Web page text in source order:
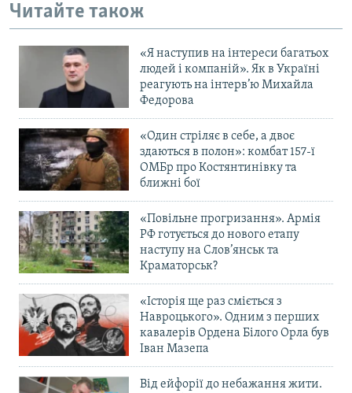
Читайте також
«Я наступив на інтереси багатьох
людей і компаній». Як в Україні
реагують на інтерв’ю Михайла
Федорова
«Один стріляє в себе, а двоє
здаються в полон»: комбат 157-ї
ОМБр про Костянтинівку та
ближні бої
«Повільне прогризання». Армія
РФ готується до нового етапу
наступу на Слов’янськ та
Краматорськ?
«Історія ще раз сміється з
Навроцького». Одним з перших
кавалерів Ордена Білого Орла був
Іван Мазепа
Від ейфорії до небажання жити.